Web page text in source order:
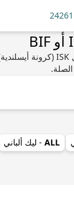
ALL - ليك ألباني